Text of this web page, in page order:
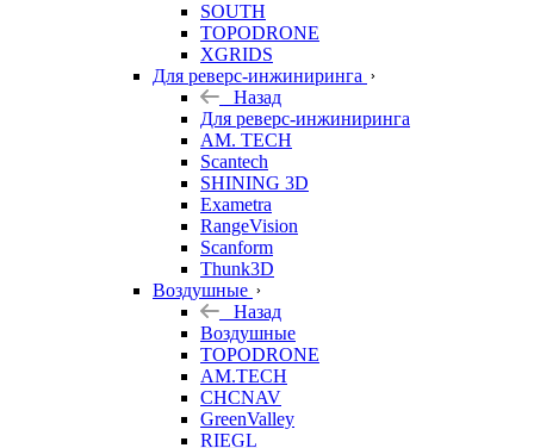
SOUTH
TOPODRONE
XGRIDS
Для реверс-инжиниринга
Назад
Для реверс-инжиниринга
AM. TECH
Scantech
SHINING 3D
Exametra
RangeVision
Scanform
Thunk3D
Воздушные
Назад
Воздушные
TOPODRONE
AM.TECH
CHCNAV
GreenValley
RIEGL